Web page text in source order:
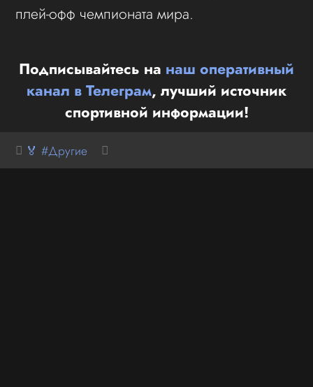
плей-офф чемпионата мира.
Подписывайтесь на наш оперативный
канал в Телеграм, лучший источник
спортивной информации!
🏅 #Другие